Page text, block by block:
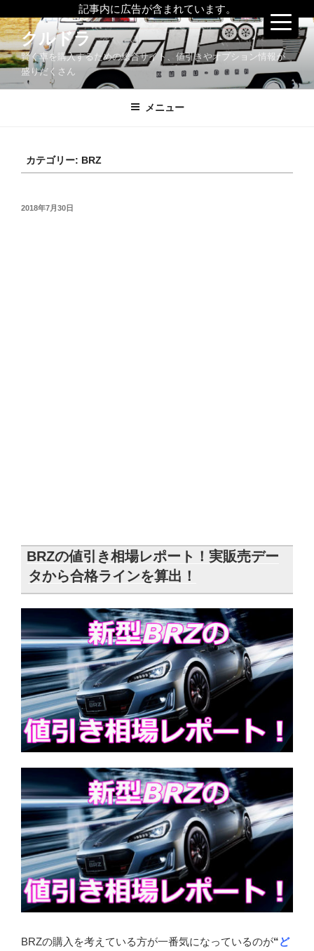
記事内に広告が含まれています。
コ
ン
テ
ツ
クルドラ
賢く車を購入するための総合サイト、値引きやオプション情報が
盛りだくさん
メニュー
カテゴリー: BRZ
投
2018年7月30日
BRZの値引き相場レポート！実販売デー
タから合格ラインを算出！
BRZの購入を考えている方が一番気になっているのが“ど